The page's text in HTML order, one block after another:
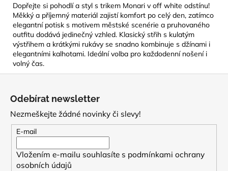
Dopřejte si pohodlí a styl s trikem Monari v off white odstínu!
Měkký a příjemný materiál zajistí komfort po celý den, zatímco
elegantní potisk s motivem městské scenérie a pruhovaného
outfitu dodává jedinečný vzhled. Klasický střih s kulatým
výstřihem a krátkými rukávy se snadno kombinuje s džínami i
elegantními kalhotami. Ideální volba pro každodenní nošení i
volný čas.
Odebírat newsletter
Nezmeškejte žádné novinky či slevy!
E-mail
Vložením e-mailu souhlasíte s podmínkami ochrany
osobních údajů